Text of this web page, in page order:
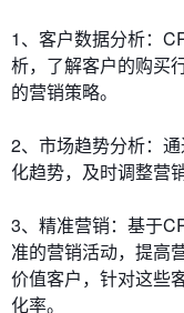
1、客户数据分析：
析，了解客户的购买
的营销策略。
2、市场趋势分析：
化趋势，及时调整营
3、精准营销：基于
准的营销活动，提高
价值客户，针对这些
化率。